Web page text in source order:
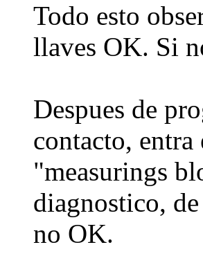
Todo esto
llaves OK. Si
Despues de
contacto,
"measurings
diagnostico,
no OK.